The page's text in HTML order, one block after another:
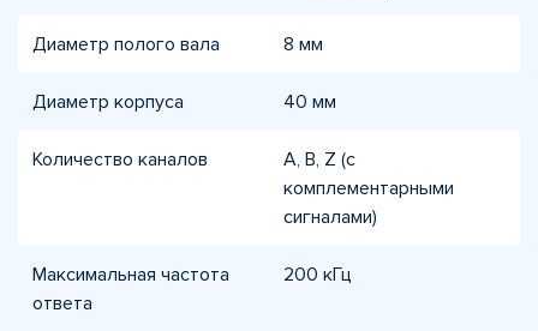
Диаметр полого вала 8 мм
Диаметр корпуса 40 мм
Количество каналов
A, B, Z (с
комплементарными
сигналами)
Максимальная частота
ответа
200 кГц